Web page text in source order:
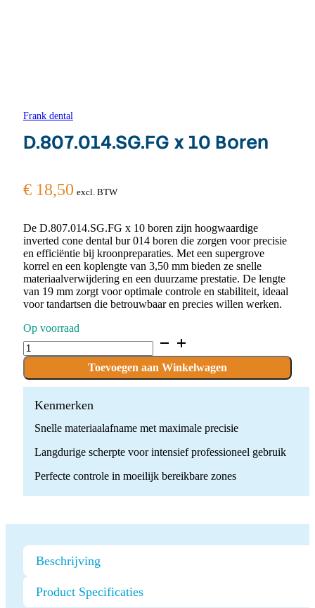
Frank dental
D.807.014.SG.FG x 10 Boren
€ 18,50 excl. BTW
De D.807.014.SG.FG x 10 boren zijn hoogwaardige
inverted cone dental bur 014 boren die zorgen voor precisie
en efficiëntie bij kroonpreparaties. Met een supergrove
korrel en een koplengte van 3,50 mm bieden ze snelle
materiaalverwijdering en een duurzame prestatie. De lengte
van 19 mm zorgt voor optimale controle en stabiliteit, ideaal
voor tandartsen die betrouwbaar en precies willen werken.
Op voorraad
D.807.014.SG.FG
x
Boren
quantity
Toevoegen aan Winkelwagen
Kenmerken
Snelle materiaalafname met maximale precisie
Langdurige scherpte voor intensief professioneel gebruik
Perfecte controle in moeilijk bereikbare zones
Beschrijving
Product Specificaties